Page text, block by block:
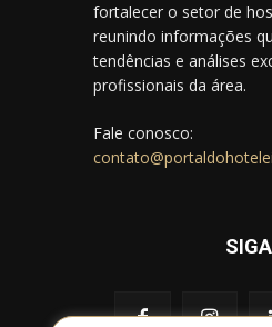
fortalecer o setor de
reunindo informações
tendências e análises
profissionais da área.
Fale conosco:
SIGA